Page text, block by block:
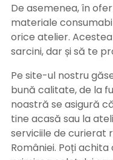
De asemenea, în
materiale
orice atelier.
sarcini, dar și să te
Pe site-ul nostru
bună calitate, de la
noastră se asigură
tine acasă sau la
serviciile de curierat
României. Poți